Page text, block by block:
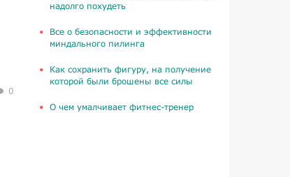
0
надолго похудеть
Все о безопасности и эффективности
миндального пилинга
Как сохранить фигуру, на получение
которой были брошены все силы
О чем умалчивает фитнес-тренер